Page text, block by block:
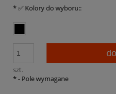
*✅ Kolory do wyboru::
szt.
*- Pole wymagane